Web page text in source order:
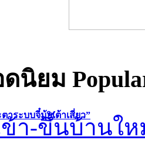
าระบบจี๋มุ้ยเต้าเสี่ยว”
นิยม
า-ขึ้นบ้านให